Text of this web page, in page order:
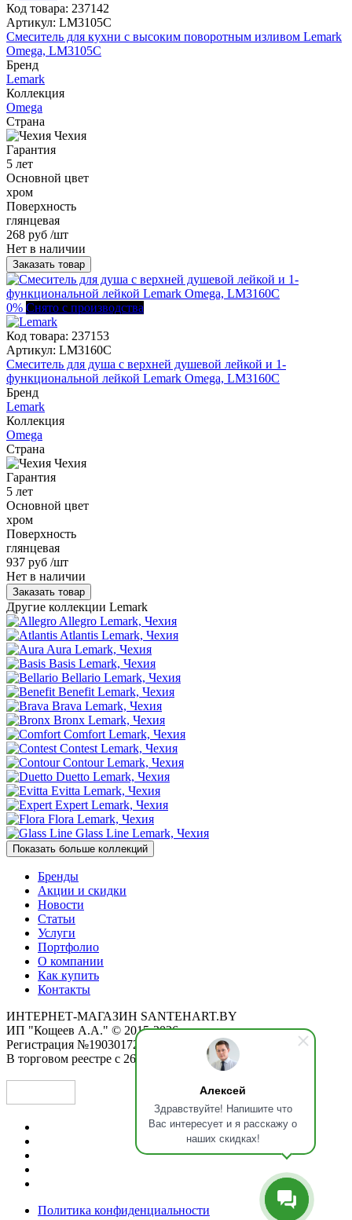
Алексей
Здравствуйте! Напишите что
Вас интересует и я расскажу о
наших скидках!
Код товара: 237142
Артикул: LM3105C
Смеситель для кухни с высоким поворотным изливом Lemark
Omega, LM3105C
Бренд
Lemark
Коллекция
Omega
Страна
Чехия
Гарантия
5 лет
Основной цвет
хром
Поверхность
глянцевая
268 руб /шт
Нет в наличии
Заказать товар
0% Снято с производства
Код товара: 237153
Артикул: LM3160C
Смеситель для душа с верхней душевой лейкой и 1-
функциональной лейкой Lemark Omega, LM3160C
Бренд
Lemark
Коллекция
Omega
Страна
Чехия
Гарантия
5 лет
Основной цвет
хром
Поверхность
глянцевая
937 руб /шт
Нет в наличии
Заказать товар
Другие коллекции Lemark
Allegro Lemark, Чехия
Atlantis Lemark, Чехия
Aura Lemark, Чехия
Basis Lemark, Чехия
Bellario Lemark, Чехия
Benefit Lemark, Чехия
Brava Lemark, Чехия
Bronx Lemark, Чехия
Comfort Lemark, Чехия
Contest Lemark, Чехия
Contour Lemark, Чехия
Duetto Lemark, Чехия
Evitta Lemark, Чехия
Expert Lemark, Чехия
Flora Lemark, Чехия
Glass Line Lemark, Чехия
Показать больше коллекций
Бренды
Акции и скидки
Новости
Статьи
Услуги
Портфолио
О компании
Как купить
Контакты
ИНТЕРНЕТ-МАГАЗИН SANTEHART.BY
ИП "Кощеев А.А." © 2015-2026
Регистрация №190301725 от 12.02.2015
В торговом реестре с 26.11.2019
Политика конфиденциальности